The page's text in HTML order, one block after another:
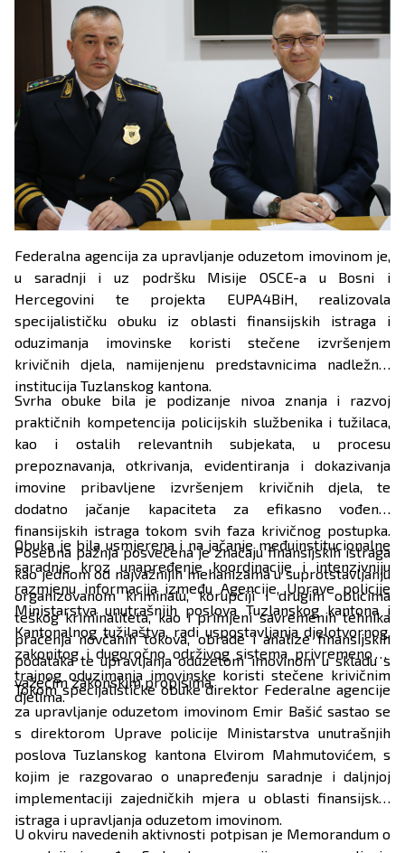
Federalna agencija za upravljanje oduzetom imovinom je,
u saradnji i uz podršku Misije OSCE-a u Bosni i
Hercegovini te projekta EUPA4BiH, realizovala
specijalističku obuku iz oblasti finansijskih istraga i
oduzimanja imovinske koristi stečene izvršenjem
krivičnih djela, namijenjenu predstavnicima nadležnih
institucija Tuzlanskog kantona.
Svrha obuke bila je podizanje nivoa znanja i razvoj
praktičnih kompetencija policijskih službenika i tužilaca,
kao i ostalih relevantnih subjekata, u procesu
prepoznavanja, otkrivanja, evidentiranja i dokazivanja
imovine pribavljene izvršenjem krivičnih djela, te
dodatno jačanje kapaciteta za efikasno vođenje
finansijskih istraga tokom svih faza krivičnog postupka.
Posebna pažnja posvećena je značaju finansijskih istraga
kao jednom od najvažnijih mehanizama u suprotstavljanju
organizovanom kriminalu, korupciji i drugim oblicima
teškog kriminaliteta, kao i primjeni savremenih tehnika
praćenja novčanih tokova, obrade i analize finansijskih
podataka te upravljanja oduzetom imovinom u skladu s
važećim zakonskim propisima.
Obuka je bila usmjerena i na jačanje međuinstitucionalne
saradnje kroz unapređenje koordinacije i intenzivniju
razmjenu informacija između Agencije, Uprave policije
Ministarstva unutrašnjih poslova Tuzlanskog kantona i
Kantonalnog tužilaštva, radi uspostavljanja djelotvornog,
zakonitog i dugoročno održivog sistema privremenog i
trajnog oduzimanja imovinske koristi stečene krivičnim
djelima.
Tokom specijalističke obuke direktor Federalne agencije
za upravljanje oduzetom imovinom Emir Bašić sastao se
s direktorom Uprave policije Ministarstva unutrašnjih
poslova Tuzlanskog kantona Elvirom Mahmutovićem, s
kojim je razgovarao o unapređenju saradnje i daljnjoj
implementaciji zajedničkih mjera u oblasti finansijskih
istraga i upravljanja oduzetom imovinom.
U okviru navedenih aktivnosti potpisan je Memorandum o